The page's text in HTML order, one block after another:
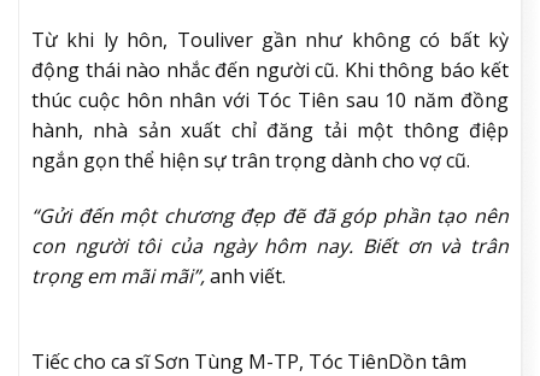
Từ khi ly hôn, Touliver gần như không có bất kỳ
động thái nào nhắc đến người cũ. Khi thông báo kết
thúc cuộc hôn nhân với Tóc Tiên sau 10 năm đồng
hành, nhà sản xuất chỉ đăng tải một thông điệp
ngắn gọn thể hiện sự trân trọng dành cho vợ cũ.
“Gửi đến một chương đẹp đẽ đã góp phần tạo nên
con người tôi của ngày hôm nay. Biết ơn và trân
trọng em mãi mãi”,anh viết.
Tiếc cho ca sĩ Sơn Tùng M-TP, Tóc TiênDồn tâm